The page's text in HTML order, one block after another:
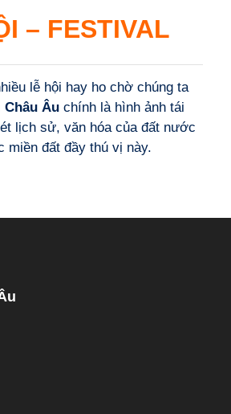
– FESTIVAL
lễ hội hay ho chờ chúng ta
Châu Âu chính là hình ảnh tái
lịch sử, văn hóa của đất nước
miền đất đầy thú vị này.